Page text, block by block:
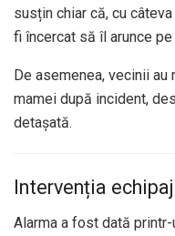
susțin chiar că, cu
fi încercat să îl arunce
De asemenea, vecinii
mamei după incident,
detașată.
Intervenția
Alarma a fost dată